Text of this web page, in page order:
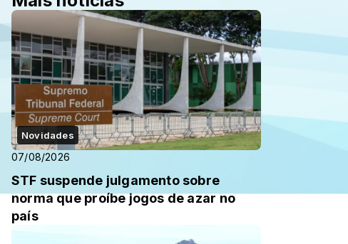
Novidades
07/08/2026
STF suspende julgamento sobre
norma que proíbe jogos de azar no
país